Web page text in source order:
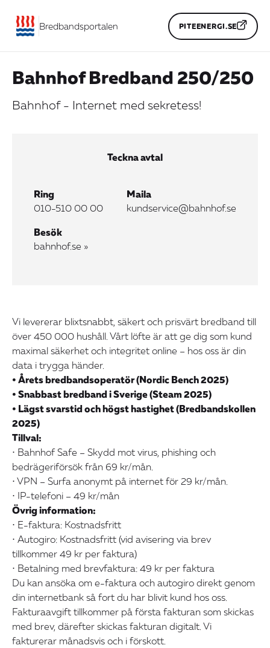
Bredbandsportalen PITEENERGI.SE
Bahnhof Bredband 250/250
Bahnhof - Internet med sekretess!
Teckna avtal
Ring
010-510 00 00
Maila
kundservice@bahnhof.se
Besök
bahnhof.se »
Vi levererar blixtsnabbt, säkert och prisvärt bredband till
över 450 000 hushåll. Vårt löfte är att ge dig som kund
maximal säkerhet och integritet online – hos oss är din
data i trygga händer.
• Årets bredbandsoperatör (Nordic Bench 2025)
• Snabbast bredband i Sverige (Steam 2025)
• Lägst svarstid och högst hastighet (Bredbandskollen
2025)
Tillval:
• Bahnhof Safe – Skydd mot virus, phishing och
bedrägeriförsök från 69 kr/mån.
• VPN – Surfa anonymt på internet för 29 kr/mån.
• IP-telefoni – 49 kr/mån
Övrig information:
• E-faktura: Kostnadsfritt
• Autogiro: Kostnadsfritt (vid avisering via brev
tillkommer 49 kr per faktura)
• Betalning med brevfaktura: 49 kr per faktura
Du kan ansöka om e-faktura och autogiro direkt genom
din internetbank så fort du har blivit kund hos oss.
Fakturaavgift tillkommer på första fakturan som skickas
med brev, därefter skickas fakturan digitalt. Vi
fakturerar månadsvis och i förskott.